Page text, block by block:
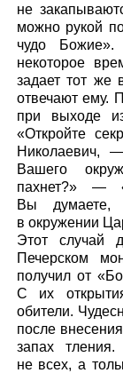
не
можно рукой
чудо Божие».
некоторое
задает тот же
отвечают ему.
при выходе
«Откройте
Николаевич,
Вашего
пахнет?» —
Вы думаете,
в окружении
Этот случай
Печерском
получил от
С их
обители.
после
запах
не всех, а